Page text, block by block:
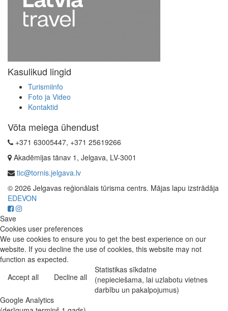
Kasulikud lingid
Turismiinfo
Foto ja Video
Kontaktid
Võta meiega ühendust
+371 63005447, +371 25619266
Akadēmijas tänav 1, Jelgava, LV-3001
tic@tornis.jelgava.lv
© 2026 Jelgavas reģionālais tūrisma centrs. Mājas lapu izstrādāja
EDEVON
Save
Cookies user preferences
We use cookies to ensure you to get the best experience on our
website. If you decline the use of cookies, this website may not
function as expected.
Accept all
Decline all
Statistikas sīkdatne
(nepieciešama, lai uzlabotu vietnes
darbību un pakalpojumus)
Google Analytics